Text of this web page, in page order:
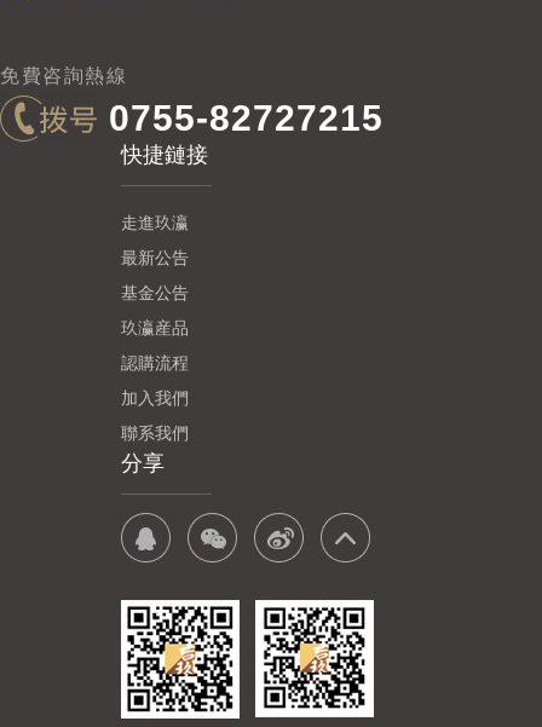
免費咨詢熱線
0755-82727215
快捷鏈接
走進玖瀛
最新公告
基金公告
玖瀛産品
認購流程
加入我們
聯系我們
分享